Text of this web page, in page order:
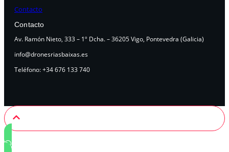
Contacto
Contacto
Av. Ramón Nieto, 333 – 1º Dcha. – 36205 Vigo, Pontevedra (Galicia)
info@dronesriasbaixas.es
Teléfono: +34 676 133 740